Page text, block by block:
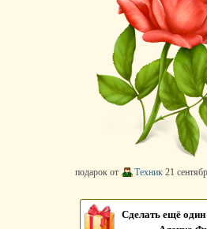
подарок от Техник21
Сделать ещё